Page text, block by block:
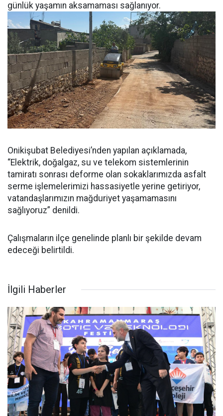
günlük yaşamın aksamaması sağlanıyor.
Onikişubat Belediyesi’nden yapılan açıklamada,
“Elektrik, doğalgaz, su ve telekom sistemlerinin
tamiratı sonrası deforme olan sokaklarımızda asfalt
serme işlemelerimizi hassasiyetle yerine getiriyor,
vatandaşlarımızın mağduriyet yaşamamasını
sağlıyoruz” denildi.
Çalışmaların ilçe genelinde planlı bir şekilde devam
edeceği belirtildi.
İlgili Haberler